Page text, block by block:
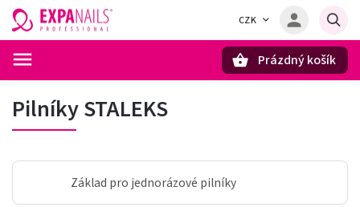
CZK
Prázdný košík
Pilníky STALEKS
Základ pro jednorázové pilníky